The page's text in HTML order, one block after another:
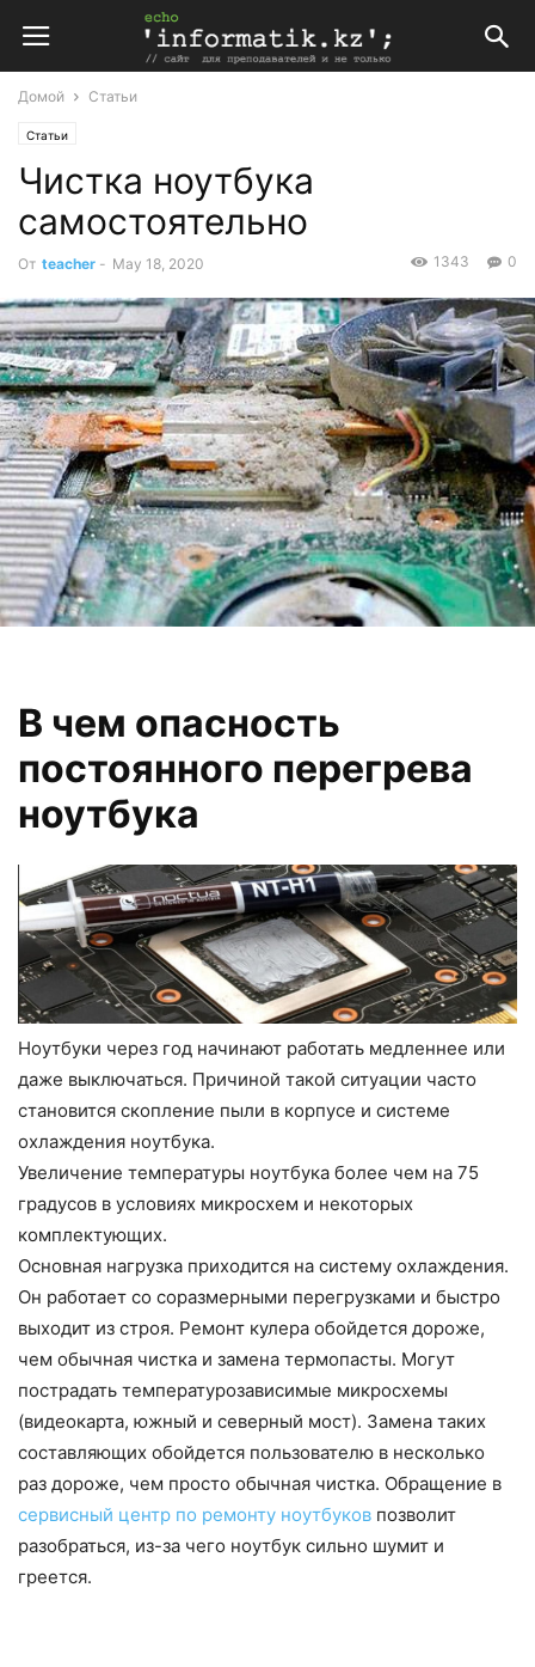
Домой Статьи
Статьи
Чистка ноутбука
самостоятельно
От teacher - May 18, 2020 0
1343
В чем опасность
постоянного перегрева
ноутбука
Ноутбуки через год начинают работать медленнее или
даже выключаться. Причиной такой ситуации часто
становится скопление пыли в корпусе и системе
охлаждения ноутбука.
Увеличение температуры ноутбука более чем на 75
градусов в условиях микросхем и некоторых
комплектующих.
Основная нагрузка приходится на систему охлаждения.
Он работает со соразмерными перегрузками и быстро
выходит из строя. Ремонт кулера обойдется дороже,
чем обычная чистка и замена термопасты. Могут
пострадать температурозависимые микросхемы
(видеокарта, южный и северный мост). Замена таких
составляющих обойдется пользователю в несколько
раз дороже, чем просто обычная чистка. Обращение в
сервисный центр по ремонту ноутбуков позволит
разобраться, из-за чего ноутбук сильно шумит и
греется.